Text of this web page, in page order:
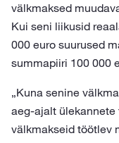
välkmaksed
Kui seni liikusid
000 euro suurused
summapiiri 100 000
„Kuna senine
aeg-ajalt
välkmakseid töötlev